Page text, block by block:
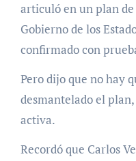
articuló en un plan
Gobierno de los
confirmado con
Pero dijo que no hay
desmantelado el
activa.
Recordó que Carlos